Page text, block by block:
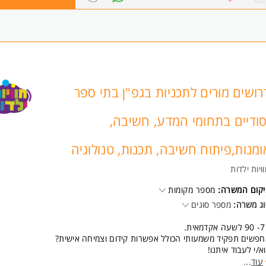
מורים לתכניות בגפ"ן בתי ספר
בתחומי המדע, חשיבה,
חשיבה, תכנות, טנולוגיה
ילדות
המשרה: מספר מקומות
משרה: מספר סוגים
תפקיד משמעותי הכולל אפשרות קידום וצמיחה אישית?
י לעבוד איתנו!
עוד...
הבאה ויצירה אצל ילדים מותאמת לשכבות הצעירות של בית הספר היסודי.
ימים מלאים.
בהדרכת ילדים חובה
יתרון
זמינות של 3-5 בקרים לפחות